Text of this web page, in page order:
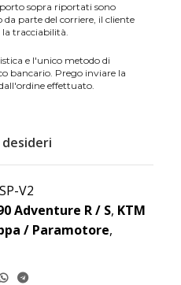
sopra riportati sono
parte del corriere, il cliente
tracciabilità.
e l'unico metodo di
bancario. Prego inviare la
effettuato.
V2
Adventure R / S, KTM
/ Paramotore,